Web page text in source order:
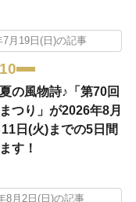
7月19日(日)の記事
の風物詩♪「第70回
つり」が2026年8月
日(火)までの5日間
す！
8月2日(日)の記事